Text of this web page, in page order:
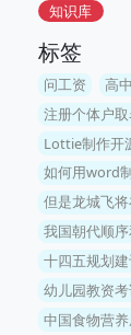
知识库
标签
问工资 高
注册个体户
Lottie制作开
如何用word
但是龙城飞
我国朝代顺
十四五规划
幼儿园教资
中国食物营